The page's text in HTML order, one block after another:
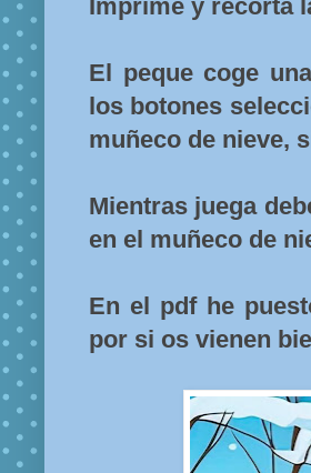
Imprime y recorta
El peque coge
los botones
muñeco de nieve,
Mientras juega
en el muñeco de
En el pdf he
por si os vienen